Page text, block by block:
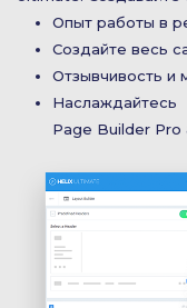
Опыт работы в
Создайте весь
Отзывчивость и
Page Builder Pro